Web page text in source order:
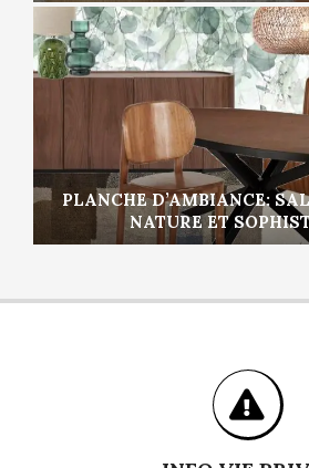
PLANCHE D’AMBIANCE:
NATURE ET